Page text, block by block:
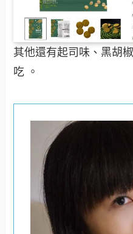
其他還有起司味、黑胡
吃 。